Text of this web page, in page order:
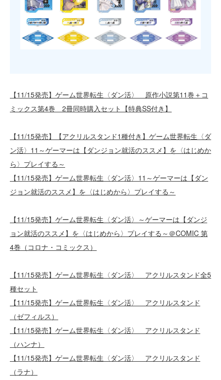
【11/15発売】ゲーム世界転生〈ダン活〉 原作小説第11巻＋コ
ミックス第4巻 2冊同時購入セット【特典SS付き】
【11/15発売】【アクリルスタンド1種付き】ゲーム世界転生〈ダ
ン活〉11～ゲーマーは【ダンジョン就活のススメ】を〈はじめか
ら〉プレイする～
【11/15発売】ゲーム世界転生〈ダン活〉11～ゲーマーは【ダン
ジョン就活のススメ】を〈はじめから〉プレイする～
【11/15発売】ゲーム世界転生〈ダン活〉～ゲーマーは【ダンジ
ョン就活のススメ】を〈はじめから〉プレイする～＠COMIC 第
4巻（コロナ・コミックス）
【11/15発売】ゲーム世界転生〈ダン活〉 アクリルスタンド全5
種セット
【11/15発売】ゲーム世界転生〈ダン活〉 アクリルスタンド
（ゼフィルス）
【11/15発売】ゲーム世界転生〈ダン活〉 アクリルスタンド
（ハンナ）
【11/15発売】ゲーム世界転生〈ダン活〉 アクリルスタンド
（ラナ）